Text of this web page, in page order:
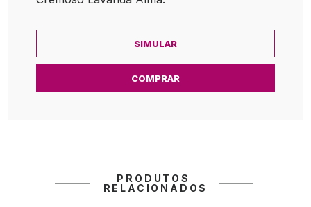
SIMULAR
COMPRAR
PRODUTOS
RELACIONADOS